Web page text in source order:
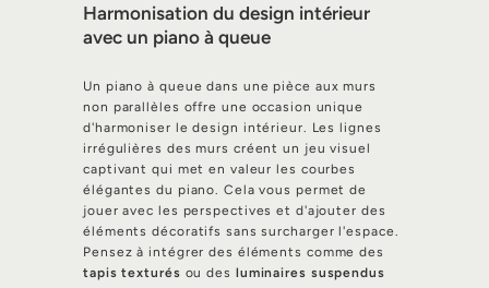
Harmonisation du design intérieur
avec un piano à queue
Un piano à queue dans une pièce aux murs
non parallèles offre une occasion unique
d'harmoniser le design intérieur. Les lignes
irrégulières des murs créent un jeu visuel
captivant qui met en valeur les courbes
élégantes du piano. Cela vous permet de
jouer avec les perspectives et d'ajouter des
éléments décoratifs sans surcharger l'espace.
Pensez à intégrer des éléments comme des
tapis texturés ou des luminaires suspendus